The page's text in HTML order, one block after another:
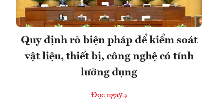
Quy định rõ biện pháp để kiểm soát
vật liệu, thiết bị, công nghệ có tính
lưỡng dụng
Đọc ngay